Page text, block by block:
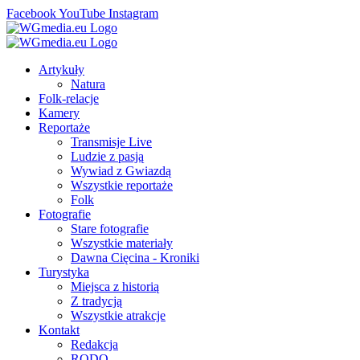
FacebookYouTube Instagram
Artykuły
Natura
Folk-relacje
Kamery
Reportaże
Transmisje Live
Ludzie z pasją
Wywiad z Gwiazdą
Wszystkie reportaże
Folk
Fotografie
Stare fotografie
Wszystkie materiały
Dawna Cięcina - Kroniki
Turystyka
Miejsca z historią
Z tradycją
Wszystkie atrakcje
Kontakt
Redakcja